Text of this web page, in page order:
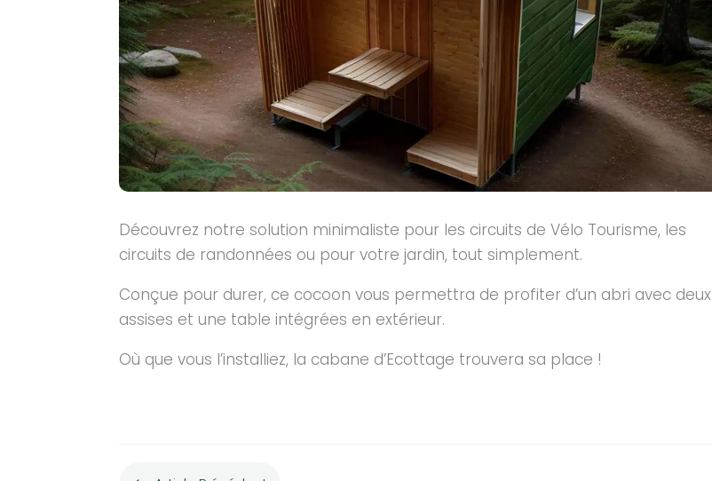
Découvrez notre solution minimaliste pour les circuits de Vélo Tourisme, les
circuits de randonnées ou pour votre jardin, tout simplement.
Conçue pour durer, ce cocoon vous permettra de profiter d’un abri avec deux
assises et une table intégrées en extérieur.
Où que vous l’installiez, la cabane d’Ecottage trouvera sa place !